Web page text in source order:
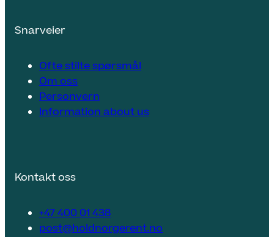
Snarveier
Ofte stilte spørsmål
Om oss
Personvern
Information about us
Kontakt oss
+47 400 01 438
post@holdnorgerent.no